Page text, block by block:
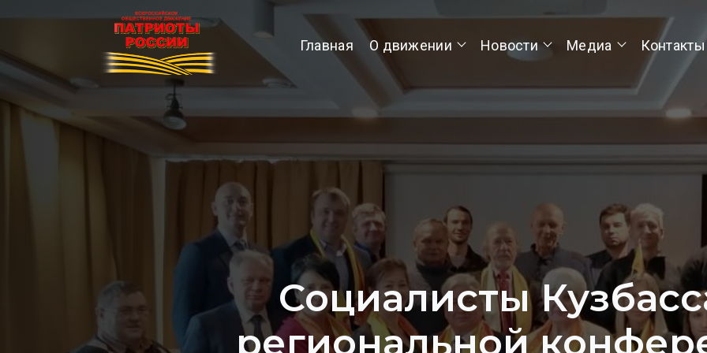
Главная О движении Новости Медиа Контакты
Социалисты
региональной